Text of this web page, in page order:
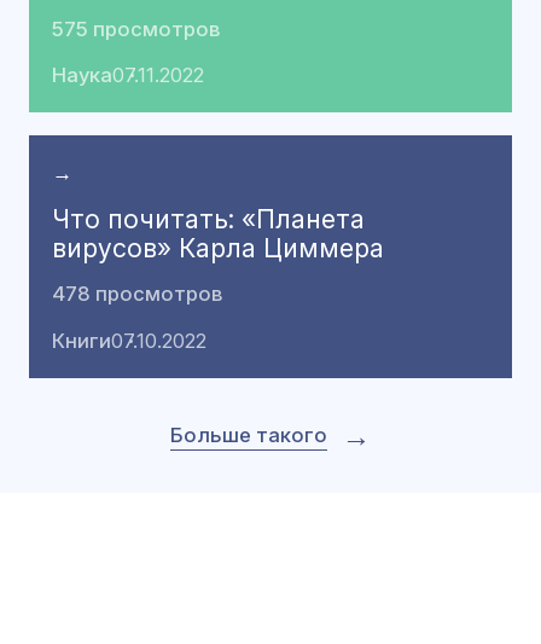
575 просмотров
Наука07.11.2022
→
Что почитать: «Планета
вирусов» Карла Циммера
478 просмотров
Книги07.10.2022
Больше такого →